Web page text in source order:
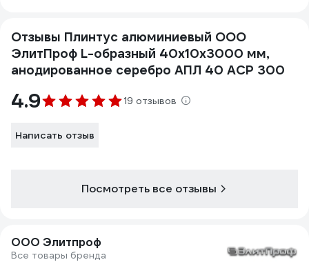
Отзывы Плинтус алюминиевый ООО
ЭлитПроф L-образный 40х10х3000 мм,
анодированное серебро АПЛ 40 АСР 300
4.9 19 отзывов
Написать отзыв
Посмотреть все отзывы
ООО Элитпроф
Все товары бренда